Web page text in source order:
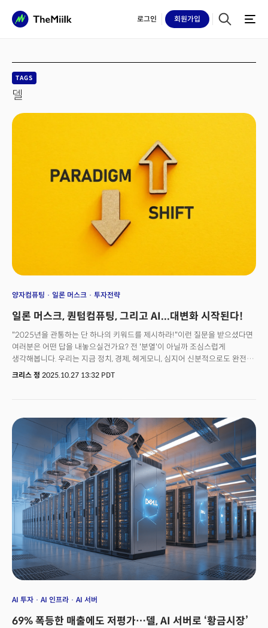
로그인 회원가입
TAGS
델
양자컴퓨팅 일론 머스크 투자전략
일론 머스크, 퀀텀컴퓨팅, 그리고 AI...대변화 시작된다!
"2025년을 관통하는 단 하나의 키워드를 제시하라!"이런 질문을 받으셨다면
여러분은 어떤 답을 내놓으실건가요? 전 '분열'이 아닐까 조심스럽게
생각해봅니다. 우리는 지금 정치, 경제, 헤게모니, 심지어 신분적으로도 완전히
분열된 시대를 살아가고 있습니다. 이 복잡성 속에서 우린 방향을 잃고
흐름을 왜곡하고 있습니다. 하지만 이런 혼돈 속에서도 질서는
형성됩니다. 올해 더밀크가 제시한 세 가지 투자의 축이었던 'AI 인프라의
확장과 귀금속 원자재의 슈퍼 사이클, 그리고 마지막으로 전략자산의
국가자본주의화는 단순한 테마가 아닌 자본이 이동하는 방향성과 부의 은밀한
권력 재편 구조를 시사합니다. 지난 주 시장은 이 세 축이 더 이상 '예측'이 아닌
'현실'임을 다시 한번 증명했습니다. 테슬라는 플랫폼 전환의 진통을 실적을
통해 보여줬고 델은 AI 서버로의 기업가치를 재정의 받고 있으며 미국 정부는
양자 컴퓨팅을 새로운 전략자산으로 편입시켰습니다. 이 브리핑은 '왜 지금 이
세 가지인가'에 대한 구조적 해답을 제시합니다. 표면의 뉴스를 넘어 자본과
권력이 재배치되는 매커니즘을 읽어냅니다. 그리고 그 흐름속에서 투자자가
취해야 할 포지션을 제시합니다.
크리스 정 2025.10.27 13:32 PDT
AI 투자 AI 인프라 AI 서버
69% 폭등한 매출에도 저평가…델, AI 서버로 ‘황금시장’